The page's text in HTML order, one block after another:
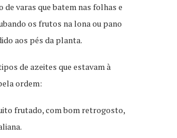
de varas que batem nas folhas e
os frutos na lona ou pano
aos pés da planta.
de azeites que estavam à
ordem:
frutado, com bom retrogosto,